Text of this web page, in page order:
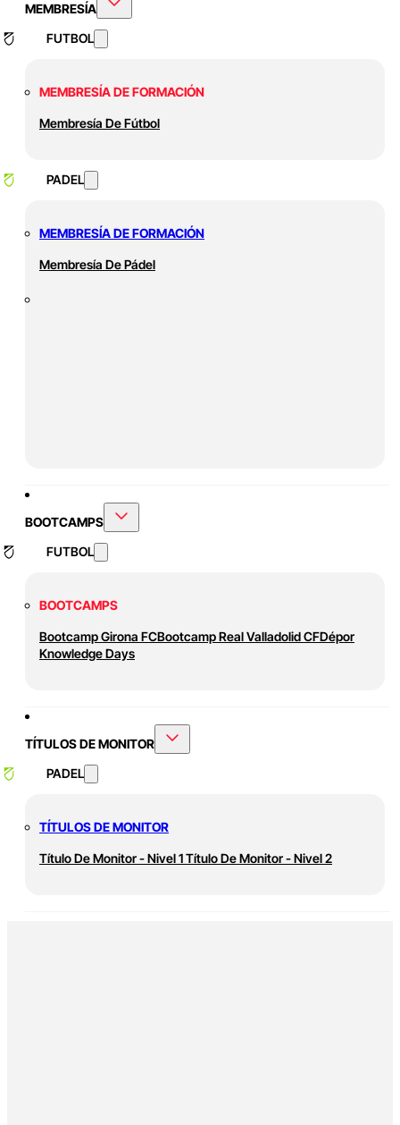
MEMBRESÍA
FUTBOL
MEMBRESÍA DE FORMACIÓN
Membresía De Fútbol
PADEL
MEMBRESÍA DE FORMACIÓN
Membresía De Pádel
BOOTCAMPS
FUTBOL
BOOTCAMPS
Bootcamp Girona FCBootcamp Real Valladolid CFDépor
Knowledge Days
TÍTULOS DE MONITOR
PADEL
TÍTULOS DE MONITOR
Título De Monitor - Nivel 1Título De Monitor - Nivel 2